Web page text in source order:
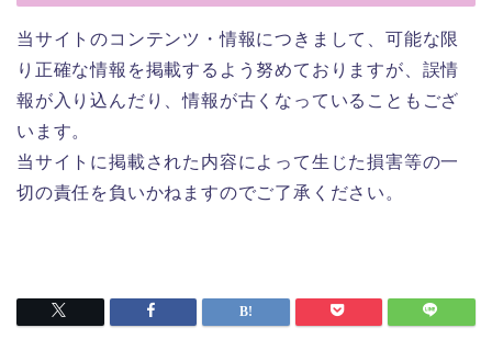
当サイトのコンテンツ・情報につきまして、可能な限
り正確な情報を掲載するよう努めておりますが、誤情
報が入り込んだり、情報が古くなっていることもござ
います。
当サイトに掲載された内容によって生じた損害等の一
切の責任を負いかねますのでご了承ください。